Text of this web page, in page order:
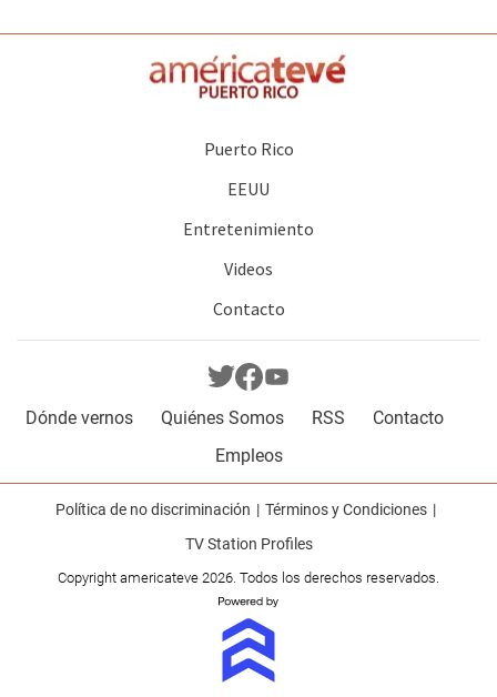
Puerto Rico
EEUU
Entretenimiento
Videos
Contacto
Dónde vernos Quiénes Somos RSS
Contacto
Empleos
Política de no discriminación
Términos y Condiciones
TV Station Profiles
Copyright americateve 2026. Todos los derechos reservados.